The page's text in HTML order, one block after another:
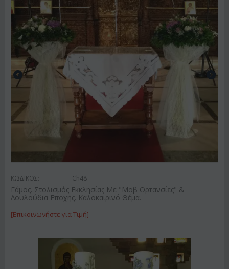
ΚΩΔΙΚΟΣ: Ch48
Γάμος. Στολισμός Εκκλησίας Με "Μοβ Ορτανσίες" &
Λουλούδια Εποχής. Καλοκαιρινό Θέμα.
[Επικοινωνήστε για Τιμή]